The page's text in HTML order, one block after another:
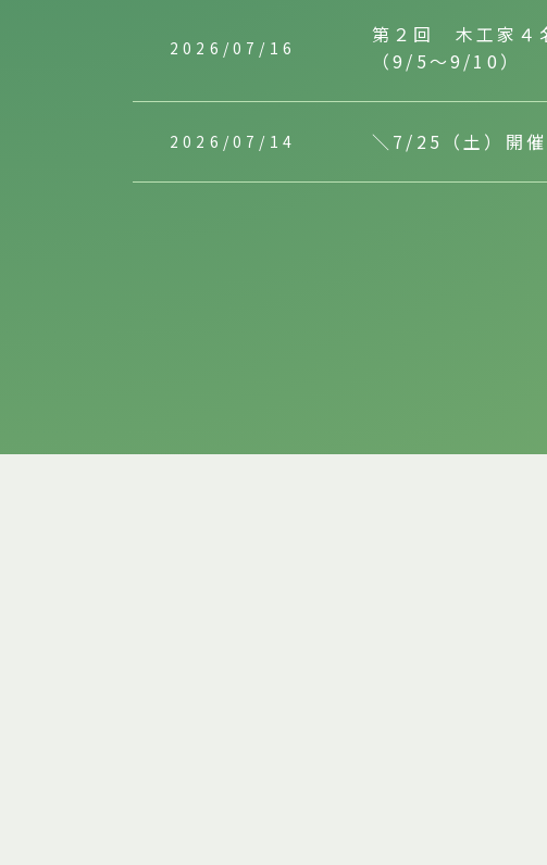
2026/07/16
第２回 木工家４
（9/5～9/10）
2026/07/14 ＼7/25（土）開